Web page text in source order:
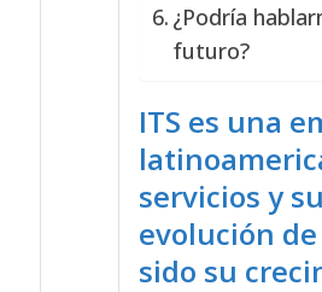
¿Podría
futuro?
ITS es una
servicios y
evolución
sido su